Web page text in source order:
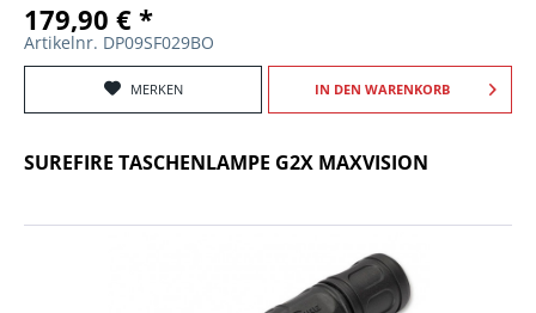
179,90 € *
Artikelnr. DP09SF029BO
MERKEN IN DEN WARENKORB
SUREFIRE TASCHENLAMPE G2X MAXVISION